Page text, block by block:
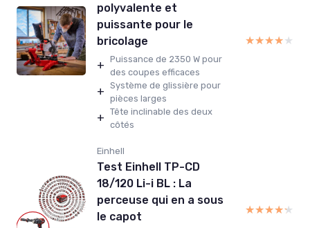
polyvalente et
puissante pour le
bricolage
+ Puissance de 2350 W pour
des coupes efficaces
+ Système de glissière pour
pièces larges
+ Tête inclinable des deux
côtés
★★★★★
★★★★★
Einhell
Test Einhell TP-CD
18/120 Li-i BL : La
perceuse qui en a sous
le capot
★★★★★
★★★★★